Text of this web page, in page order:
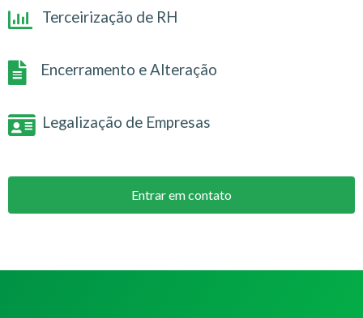
Terceirização de RH
Encerramento e Alteração
Legalização de Empresas
Entrar em contato